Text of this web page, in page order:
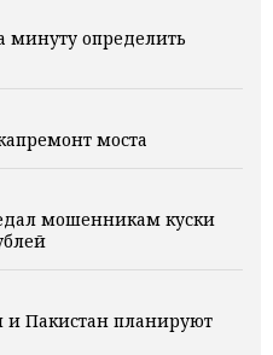
минуту определить
моста
мошенникам куски
и Пакистан планируют